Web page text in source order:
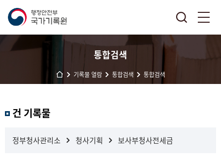
통합검색
기록물 열람 통합검색 통합검색
과 건 기록물
정부청사관리소 청사기획 보사부청사전세금